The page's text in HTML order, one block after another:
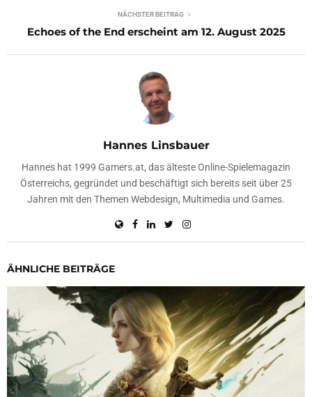
NÄCHSTER BEITRAG
Echoes of the End erscheint am 12. August 2025
Hannes Linsbauer
Hannes hat 1999 Gamers.at, das älteste Online-Spielemagazin
Österreichs, gegründet und beschäftigt sich bereits seit über 25
Jahren mit den Themen Webdesign, Multimedia und Games.
ÄHNLICHE BEITRÄGE